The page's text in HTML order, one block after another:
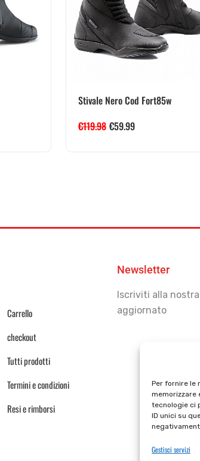
Per fornire le
memorizzare
tecnologie ci
ID unici su
Gestisci servizi
Stivale Nero Cod Fort85w
€119.98 €59.99
Carrello
checkout
Tutti prodotti
Termini e condizioni
Resi e rimborsi
Newsletter
Iscriviti alla
aggiornato